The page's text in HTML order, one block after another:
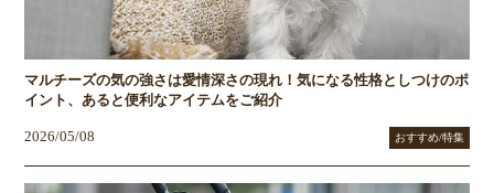
マルチーズの気の強さは愛情深さの現れ！気になる性格としつけのポ
イント、あると便利なアイテムをご紹介
2026/05/08 おすすめ/特集